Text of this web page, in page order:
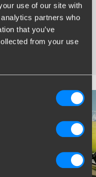
use of our site with
partners who
that you’ve
from your use
pour votre véhicule